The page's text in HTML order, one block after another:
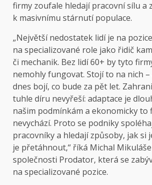
firmy zoufale hledají pracovní sílu a
k masivnímu stárnutí populace.
„Největší nedostatek lidí je na
na specializované role jako řidič
či mechanik. Bez lidí 60+ by tyto
nemohly fungovat. Stojí to na nich –
dnes bojí, co bude za pět let.
tuhle díru nevyřeší: adaptace je
našim podmínkám a ekonomicky to
nevychází. Proto se podniky
pracovníky a hledají způsoby, jak si
je přetáhnout,“ říká Michal
společnosti Prodator, která se
na specializované pozice.